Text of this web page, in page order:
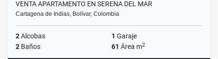
VENTA APARTAMENTO EN SERENA DEL MAR
Cartagena de Indias, Bolívar, Colombia
2Alcobas 1 Garaje
2 Baños 61 Área m2